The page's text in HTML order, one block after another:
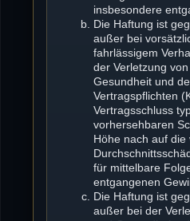
insbesondere
Die Haftung ist
außer bei
fahrlässigem
der Verletzung
Gesundheit und
Vertragspflichten
Vertragsschluss
vorhersehbaren
Höhe nach auf
für mittelbare
entgangenen
Die Haftung ist
außer bei der